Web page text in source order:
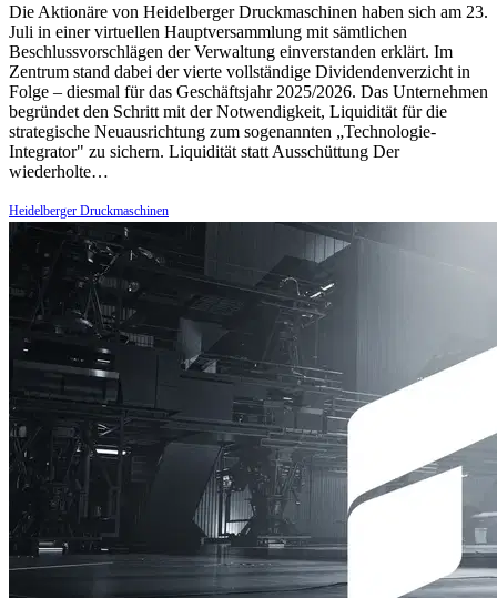
Die Aktionäre von Heidelberger Druckmaschinen haben sich am 23.
Juli in einer virtuellen Hauptversammlung mit sämtlichen
Beschlussvorschlägen der Verwaltung einverstanden erklärt. Im
Zentrum stand dabei der vierte vollständige Dividendenverzicht in
Folge – diesmal für das Geschäftsjahr 2025/2026. Das Unternehmen
begründet den Schritt mit der Notwendigkeit, Liquidität für die
strategische Neuausrichtung zum sogenannten „Technologie-
Integrator" zu sichern. Liquidität statt Ausschüttung Der
wiederholte…
Heidelberger Druckmaschinen